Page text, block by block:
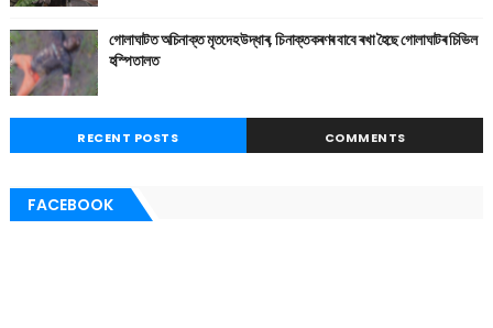
গোলাঘাটত অচিনাক্ত মৃতদেহ উদ্ধাৰ, চিনাক্তকৰণৰ বাবে ৰখা হৈছে গোলাঘাটৰ চিভিল
হস্পিতালত
RECENT POSTS COMMENTS
FACEBOOK